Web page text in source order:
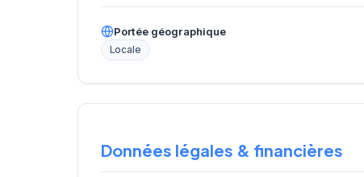
Portée géographique
Locale
Données légales & financières